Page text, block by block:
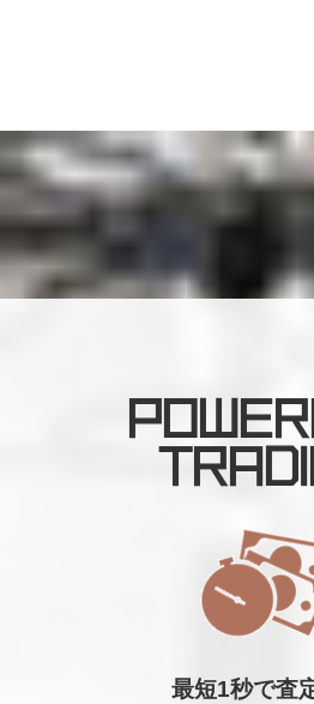
最短1秒で査